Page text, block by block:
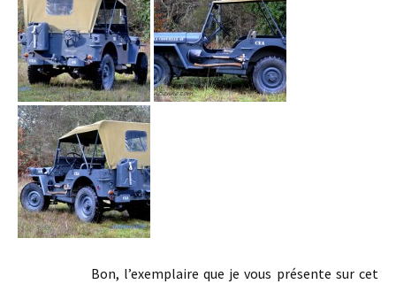
Bon, l’exemplaire que je vous présente sur cet